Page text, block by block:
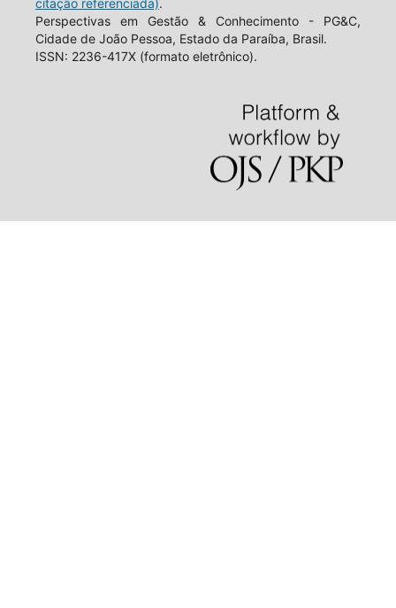
Perspectivas em Gestão & Conhecimento - PG&C,
Cidade de João Pessoa, Estado da Paraíba, Brasil.
ISSN: 2236-417X (formato eletrônico).